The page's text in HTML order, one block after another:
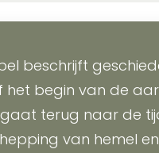
beschrijft
het begin van de
terug naar de
van hemel